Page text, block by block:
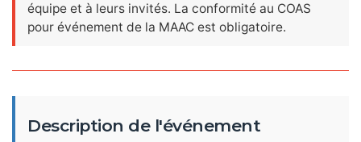
équipe et à leurs invités. La conformité au COAS
pour événement de la MAAC est obligatoire.
Description de l'événement